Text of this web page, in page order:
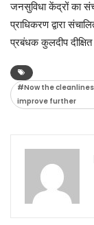
जनसुविधा केंद्रों का
प्राधिकरण द्वारा
प्रबंधक कुलदीप
#Now the
improve further